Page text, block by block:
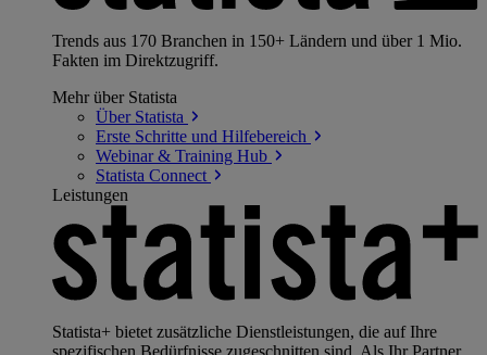
Trends aus 170 Branchen in 150+ Ländern und über 1 Mio.
Fakten im Direktzugriff.
Mehr über Statista
Über Statista
Erste Schritte und Hilfebereich
Webinar & Training Hub
Statista Connect
Leistungen
Statista+ bietet zusätzliche Dienstleistungen, die auf Ihre
spezifischen Bedürfnisse zugeschnitten sind. Als Ihr Partner